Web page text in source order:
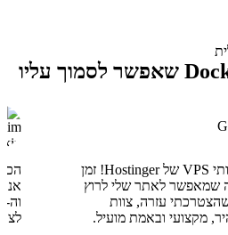
אני מרוצה בטירוף משירותי VPS של Hostinger! זמן
שמאפשר לאתר שלי לרוץ
עזרה, צוות
מקצועי ובאמת מועיל.